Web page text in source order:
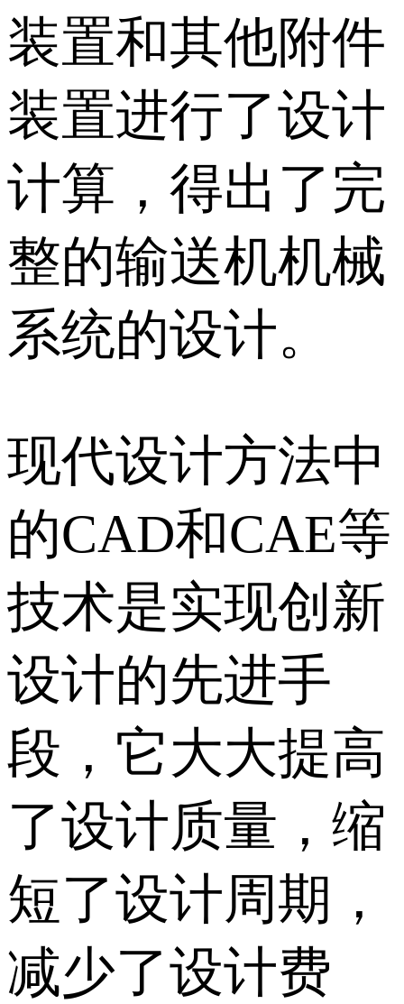
装置和其他附件
装置进行了设计
计算，得出了完
整的输送机机械
系统的设计。
现代设计方法中
的CAD和CAE等
技术是实现创新
设计的先进手
段，它大大提高
了设计质量，缩
短了设计周期，
减少了设计费